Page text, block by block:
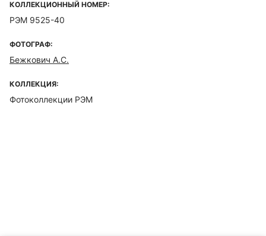
КОЛЛЕКЦИОННЫЙ НОМЕР:
РЭМ 9525-40
ФОТОГРАФ:
Бежкович А.С.
КОЛЛЕКЦИЯ:
Фотоколлекции РЭМ